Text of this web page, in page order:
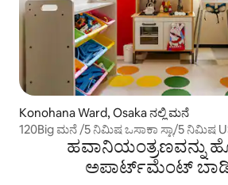
Konohana Ward, Osaka ನಲ್ಲಿ ಮನೆ
120Big ಮನೆ /5 ನಿಮಿಷ ಒಸಾಕಾ ಸ್ಟಾ/5 ನಿಮಿಷ
ಹವಾನಿಯಂತ್ರಣವನ್ನು
ಅಪಾರ್ಟ್‌ಮೆಂಟ್‌